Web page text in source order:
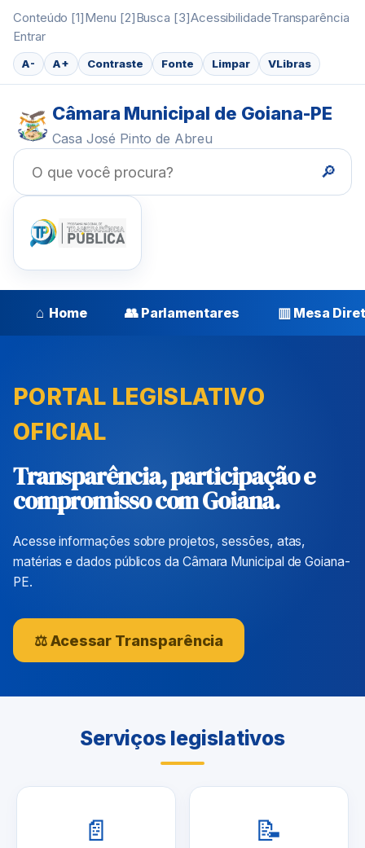
Conteúdo [1]Menu [2]Busca [3]AcessibilidadeTransparência
Entrar
A- A+ Contraste Fonte Limpar VLibras
Câmara Municipal de Goiana-PE
Casa José Pinto de Abreu
🔎
⌂ Home 👥 Parlamentares ▥ Mesa
PORTAL LEGISLATIVO
OFICIAL
Transparência, participação e
compromisso com Goiana.
Acesse informações sobre projetos, sessões, atas,
matérias e dados públicos da Câmara Municipal de Goiana-
PE.
⚖ Acessar Transparência
Serviços legislativos
📄 📝